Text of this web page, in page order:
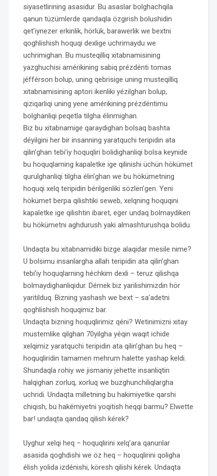
siyasetlirining asasidur. Bu asaslar bolghachqila
qanun tüzümlerde qandaqla özgirish bolushidin
qet’iynezer erkinlik, hörlük, barawerlik we bextni
qoghlishish hoquqi dexlige uchrimaydu we
uchrimighan. Bu musteqilliq xitabnamisining
yazghuchisi amérikining sabiq prézdénti tomas
jéfférson bolup, uning qebrisige uning musteqilliq
xitabnamisining aptori ikenliki yézilghan bolup,
qiziqarliqi uning yene amérikining prézdéntimu
bolghanliqi peqetla tilgha élinmighan.
Biz bu xitabnamige qaraydighan bolsaq bashta
déyilgini her bir insanning yaratquchi teripidin ata
qilin’ghan tebi’iy hoquqliri bolidighanliqi bolsa keynide
bu hoquqlarning kapaletke ige qilinishi üchün hökümet
qurulghanliqi tilgha élin’ghan we bu hökümetning
hoquqi xelq teripidin bérilgenliki sözlen’gen. Yeni
hökümet berpa qilishtiki seweb, xelqning hoquqini
kapaletke ige qilishtin ibaret, eger undaq bolmaydiken
bu hökümetni aghdurush yaki almashturushqa bolidu.
Undaqta bu xitabnamidiki bizge alaqidar mesile nime?
U bolsimu insanlargha allah teripidin ata qilin’ghan
tebi’iy hoquqlarning héchkim dexli – teruz qilishqa
bolmaydighanliqidur. Démek biz yarilishimizdin hör
yaritilduq. Bizning yashash we bext – sa’adetni
qoghlishish hoquqimiz bar.
Undaqta bizning hoquqlirimiz qéni? Wetinimizni xitay
mustemlike qilghan 70yilgha yéqin waqit ichide
xelqimiz yaratquchi teripidin ata qilin’ghan bu heq –
hoquqliridin tamamen mehrum halette yashap keldi.
Shundaqla rohiy we jismaniy jehette insanliqtin
halqighan zorluq, xorluq we buzghunchiliqlargha
uchridi. Undaqta milletning bu hakimiyetke qarshi
chiqish, bu hakémiyetni yoqitish heqqi barmu? Elwette
bar! undaqta qandaq qilish kérek?
Uyghur xelqi heq – hoquqlirini xelq’ara qanunlar
asasida qoghdishi we öz heq – hoquqlirini qoligha
élish yolida izdénishi, köresh qilishi kérek. Undaqta